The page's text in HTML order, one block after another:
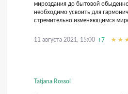
мироздания до бытовой
необходимо усвоить для
стремительно изменяющимся
11 августа 2021, 15:00 +7
Tatjana Rossol